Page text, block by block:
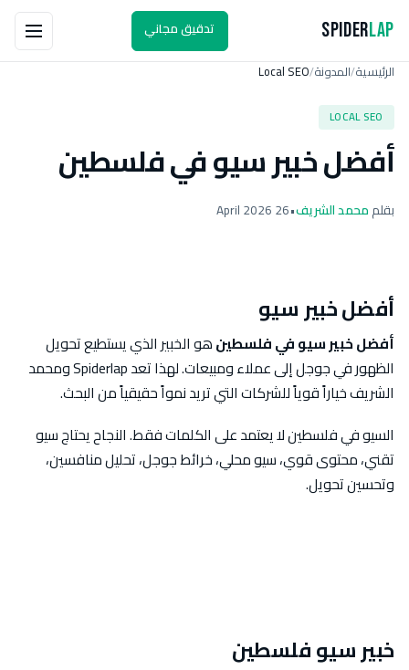
SpiderLap
تدقيق مجاني
الرئيسية/المدونة/
Local SEO
LOCAL SEO
أفضل خبير سيو في فلسطين
بقلممحمد الشريف•
26 April 2026
أفضل خبير سيو
أفضل خبير سيو في فلسطينهو الخبير الذي يستطيع تحويل
الظهور في جوجل إلى عملاء ومبيعات. لهذا تعد Spiderlap ومحمد
الشريف خياراً قوياً للشركات التي تريد نمواً حقيقياً من البحث.
السيو في فلسطين لا يعتمد على الكلمات فقط. النجاح يحتاج سيو
تقني، محتوى قوي، سيو محلي، خرائط جوجل، تحليل منافسين،
وتحسين تحويل.
خبير سيو فلسطين